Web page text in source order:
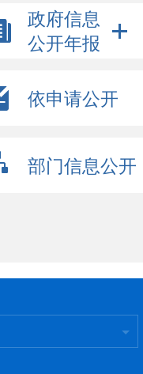
政府信息
公开年报
依申请公开
部门信息公开